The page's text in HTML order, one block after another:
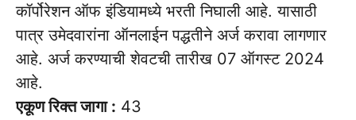
कॉर्पोरेशन ऑफ इंडियामध्ये भरती निघाली आहे. यासाठी
पात्र उमेदवारांना ऑनलाईन पद्धतीने अर्ज करावा लागणार
आहे. अर्ज करण्याची शेवटची तारीख 07 ऑगस्ट 2024
आहे.
एकूण रिक्त जागा : 43